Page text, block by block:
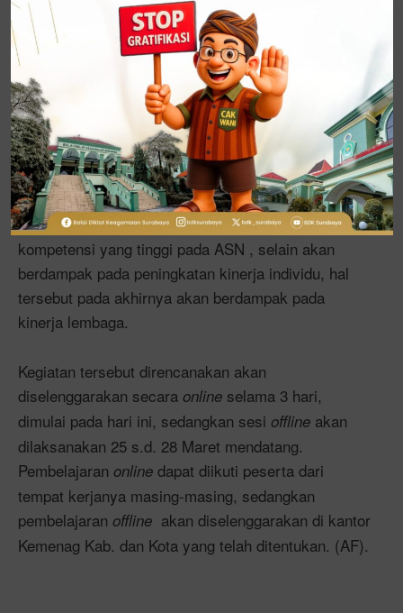
“Terdapat tiga kompetensi yang perlu ditingkatkan
peserta sebagai Aparatur Sipil Negara, yaitu
kompetensi manajerial, kompetensi teknis dan
kompetensi sosial kultural. Sedangkan pelatihan ini
bertujuan untuk meningkatkan kompetensi teknis,”
jelasnya.
Untuk itu ia berharap agar seluruh bersemangat
untuk meningkatkan kompetensi. Menurutnya,
kompetensi yang tinggi pada ASN , selain akan
berdampak pada peningkatan kinerja individu, hal
tersebut pada akhirnya akan berdampak pada
kinerja lembaga.
Kegiatan tersebut direncanakan akan
diselenggarakan secara online selama 3 hari,
dimulai pada hari ini, sedangkan sesi offline akan
dilaksanakan 25 s.d. 28 Maret mendatang.
Pembelajaran online dapat diikuti peserta dari
tempat kerjanya masing-masing, sedangkan
pembelajaran offline akan diselenggarakan di kantor
Kemenag Kab. dan Kota yang telah ditentukan. (AF).